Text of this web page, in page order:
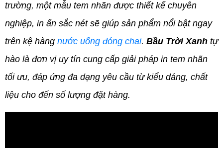
trường, một mẫu tem nhãn được thiết kế chuyên
nghiệp, in ấn sắc nét sẽ giúp sản phẩm nổi bật ngay
trên kệ hàng nước uống đóng chai. Bầu Trời Xanh tự
hào là đơn vị uy tín cung cấp giải pháp in tem nhãn
tối ưu, đáp ứng đa dạng yêu cầu từ kiểu dáng, chất
liệu cho đến số lượng đặt hàng.